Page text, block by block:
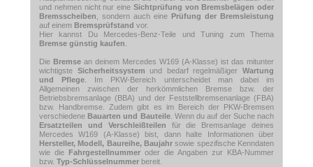
und nehmen nicht nur eine Sichtprüfung von Bremsbelägen oder
Bremsscheiben , sondern auch eine Prüfung der Bremsleistung
auf einem Bremsprüfstand vor.
Hier kannst Du Mercedes-Benz-Teile und Tuning zum Thema
Bremse günstig kaufen
Die Bremse an deinem Mercedes W169 (A-Klasse) ist das mitunter
wichtigste Sicherheitssystem und bedarf regelmäßigerWartung
und Pflege . Im PKW-Bereich unterscheidet man dabei im
Allgemeinen zwischen der herkömmlichen Bremse bzw. der
Betriebsbremsanlage (BBA) und der Feststellbremsenanlage (FBA)
bzw. Handbremse. Zudem gibt es im Bereich der PKW-Bremsen
verschiedene Bauarten und Bauteile. Wenn du auf der Suche nach
Ersatzteilen und Verschleißteilen für die Bremsanlage deines
Mercedes W169 (A-Klasse) bist, dann halte Informationen über
Hersteller, Modell, Baureihe, Baujahr sowie spezifische Kenndaten
wie die
Fahrgestellnummer oder die Angaben zur KBA-Nummer
bzw. Typ-Schlüsselnummer bereit.